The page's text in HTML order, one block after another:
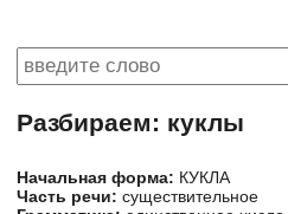
Разбираем: куклы
Начальная форма: КУКЛА
Часть речи: существительное